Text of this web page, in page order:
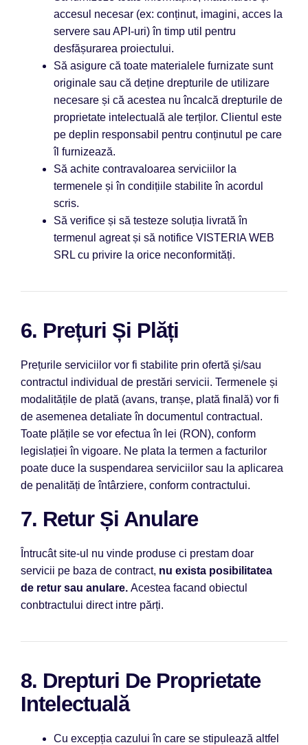
accesul necesar (ex: conținut, imagini, acces la
servere sau API-uri) în timp util pentru
desfășurarea proiectului.
Să asigure că toate materialele furnizate sunt
originale sau că deține drepturile de utilizare
necesare și că acestea nu încalcă drepturile de
proprietate intelectuală ale terților. Clientul este
pe deplin responsabil pentru conținutul pe care
îl furnizează.
Să achite contravaloarea serviciilor la
termenele și în condițiile stabilite în acordul
scris.
Să verifice și să testeze soluția livrată în
termenul agreat și să notifice VISTERIA WEB
SRL cu privire la orice neconformități.
6. Prețuri Și Plăți
Prețurile serviciilor vor fi stabilite prin ofertă și/sau
contractul individual de prestări servicii. Termenele și
modalitățile de plată (avans, tranșe, plată finală) vor fi
de asemenea detaliate în documentul contractual.
Toate plățile se vor efectua în lei (RON), conform
legislației în vigoare. Ne plata la termen a facturilor
poate duce la suspendarea serviciilor sau la aplicarea
de penalități de întârziere, conform contractului.
7. Retur Și Anulare
Întrucât site-ul nu vinde produse ci prestam doar
servicii pe baza de contract, nu exista posibilitatea
de retur sau anulare. Acestea facand obiectul
conbtractului direct intre părți.
8. Drepturi De Proprietate
Intelectuală
Cu excepția cazului în care se stipulează altfel